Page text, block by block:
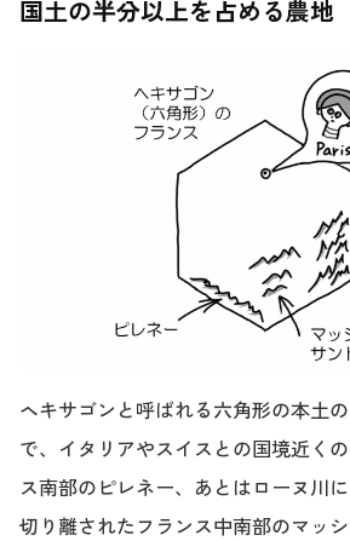
国土の半分以上を占める農地
ヘキサゴンと呼ばれる六角形の本土
で、イタリアやスイスとの国境近く
ス南部のピレネー、あとはローヌ川
切り離されたフランス中南部のマッ